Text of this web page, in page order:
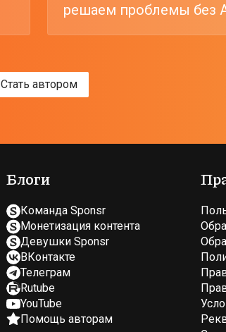
решаем проблемы без
Стать автором
Блоги
Команда Sponsr
Монетизация контента
Девушки Sponsr
ВКонтакте
Телеграм
Rutube
YouTube
Помощь авторам